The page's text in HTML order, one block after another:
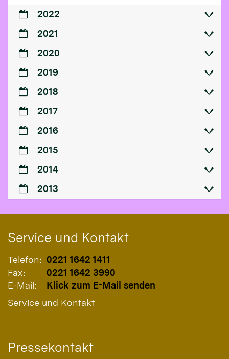
2022
2021
2020
2019
2018
2017
2016
2015
2014
2013
Service und Kontakt
Telefon: 0221 1642 1411
Fax:
0221 1642 3990
E-Mail:
Klick zum E-Mail senden
Service und Kontakt
Pressekontakt